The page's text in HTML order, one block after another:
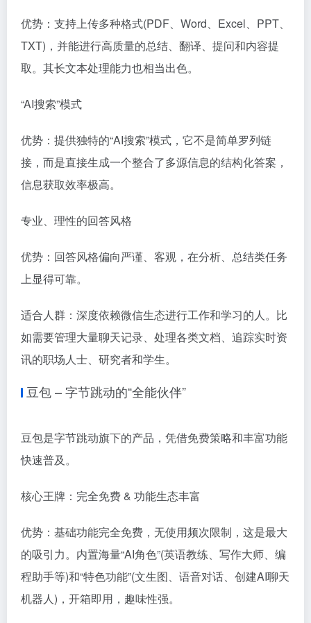
优势：支持上传多种格式(PDF、Word、Excel、PPT、
TXT)，并能进行高质量的总结、翻译、提问和内容提
取。其长文本处理能力也相当出色。
“AI搜索”模式
优势：提供独特的“AI搜索”模式，它不是简单罗列链
接，而是直接生成一个整合了多源信息的结构化答案，
信息获取效率极高。
专业、理性的回答风格
优势：回答风格偏向严谨、客观，在分析、总结类任务
上显得可靠。
适合人群：深度依赖微信生态进行工作和学习的人。比
如需要管理大量聊天记录、处理各类文档、追踪实时资
讯的职场人士、研究者和学生。
豆包 – 字节跳动的“全能伙伴”
豆包是字节跳动旗下的产品，凭借免费策略和丰富功能
快速普及。
核心王牌：完全免费 & 功能生态丰富
优势：基础功能完全免费，无使用频次限制，这是最大
的吸引力。内置海量“AI角色”(英语教练、写作大师、编
程助手等)和“特色功能”(文生图、语音对话、创建AI聊天
机器人)，开箱即用，趣味性强。